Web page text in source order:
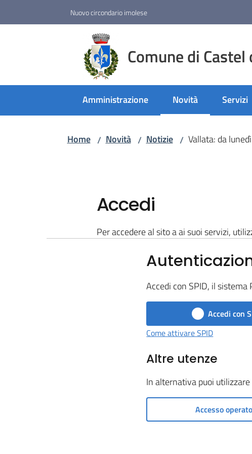
Nuovo circondario imolese
Comune di Castel
Amministrazione Novità
Menu selezionato
Servizi
Home / Novità / Notizie / Vallata: da
Accedi
Per accedere al sito a ai suoi servizi,
Accedi con SPID, il
Accedi con
Come attivare SPID
Altre utenze
In alternativa puoi
Accesso